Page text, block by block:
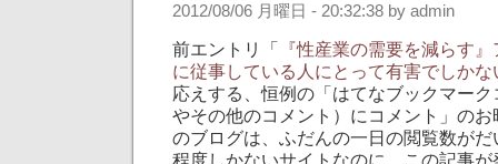
2012/08/06 月曜日 - 20:32:38 by admin
前エントリ「 『性産業の需要を減らす
に従事している人にとって有害でしかな
応えする、恒例の「はてなブックマー
やその他のコメント）にコメント」の
のブログは、ふだんの一日の閲覧数が
程度しかないサイトなのに、この記事